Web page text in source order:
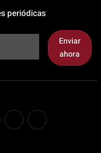
periódicas
Enviar
ahora